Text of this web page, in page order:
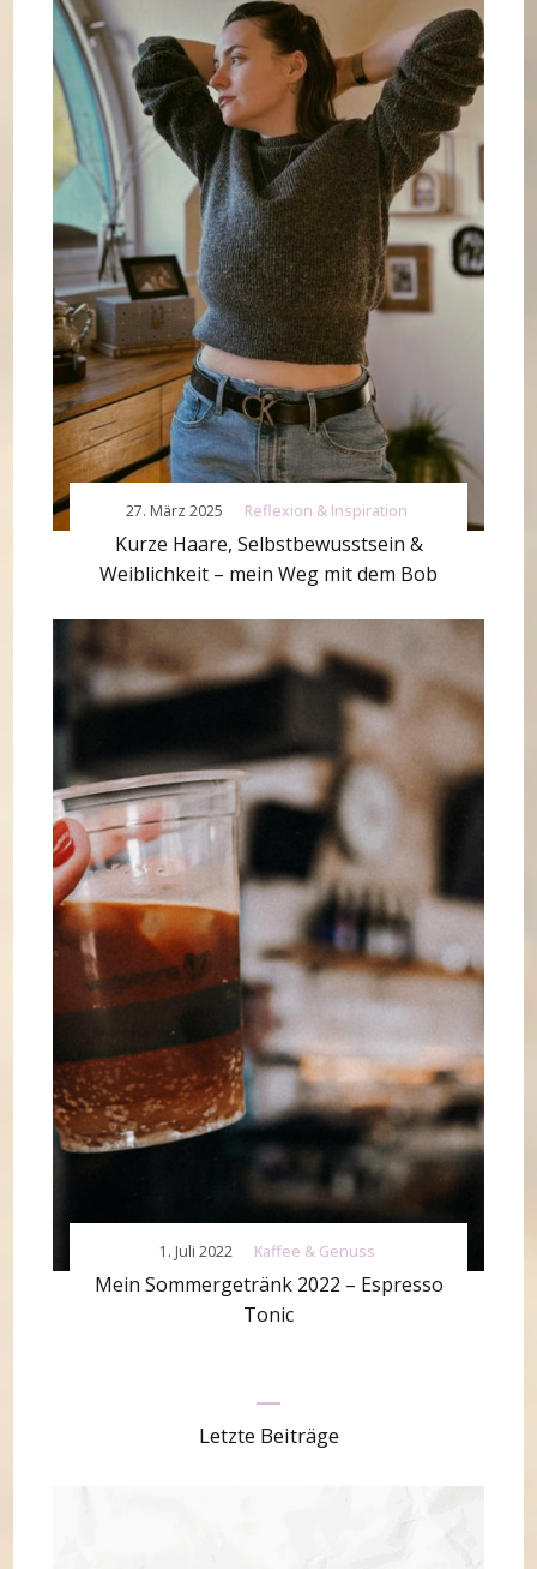
Reflexion & Inspiration
Kurze Haare, Selbstbewusstsein &
Weiblichkeit – mein Weg mit dem Bob
27. März 2025
Kaffee & Genuss
Mein Sommergetränk 2022 – Espresso
Tonic
1. Juli 2022
Letzte Beiträge